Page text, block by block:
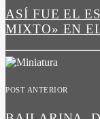
ASÍ FUE EL
MIXTO» EN
POST ANTERIOR